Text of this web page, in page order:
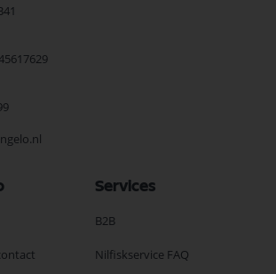
Services
B2B
Nilfiskservice FAQ